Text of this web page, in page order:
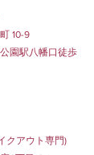
10-9
園駅八幡口徒歩
クアウト専門)